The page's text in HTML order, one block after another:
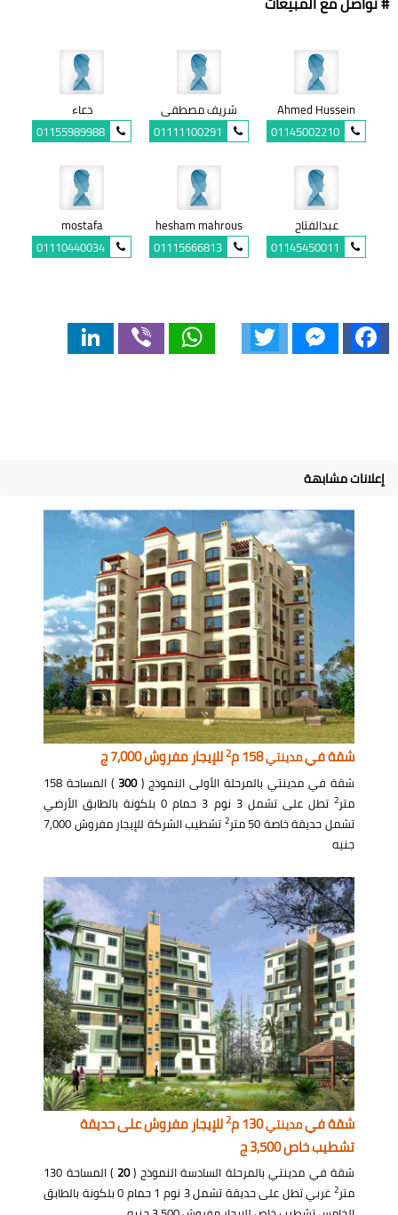
Ahmed Hussein
01145002210
شريف مصطفى
01111100291
دعاء
01155989988
عبدالفتاح
01145450011
hesham mahrous
01115666813
mostafa
01110440034
Facebook
Messenger
WhatsApp
إعلانات مشابهة
شقة فيمدينتي158 م 2للإيجار مفروش 7,000 ج
شقة في مدينتي بالمرحلة الأولى النموذج (300
) المساحة 158
متر2
تطل على تشمل 3 نوم 3 حمام 0 بلكونة بالطابق الأرضي
تشمل حديقة خاصة 50 متر
2
تشطيب الشركة للإيجار مفروش 7,000
جنيه
شقة فيمدينتي130 م 2للإيجار مفروش على حديقة
تشطيب خاص 3,500 ج
شقة في مدينتي بالمرحلة السادسة النموذج (20
) المساحة 130
متر2
غربي تطل على حديقة تشمل 3 نوم 1 حمام 0 بلكونة بالطابق